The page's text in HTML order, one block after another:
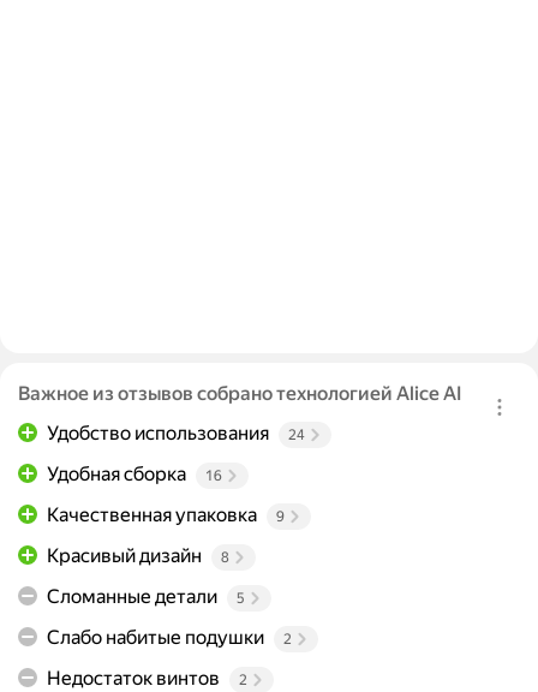
Важное из отзывов собрано технологией Alice AI
Удобство использования
24
Удобная сборка 16
Качественная упаковка 9
Красивый дизайн 8
Сломанные детали 5
Слабо набитые подушки 2
Недостаток винтов 2